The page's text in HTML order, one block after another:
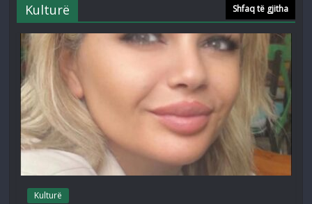
Kulturë Shfaq të gjitha
Kulturë